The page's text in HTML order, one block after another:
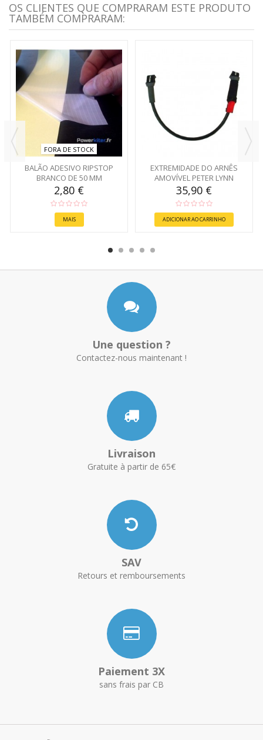
OS CLIENTES QUE COMPRARAM ESTE PRODUTO
TAMBÉM COMPRARAM:
FORA DE STOCK
BALÃO ADESIVO RIPSTOP
BRANCO DE 50 MM
2,80 €
MAIS
EXTREMIDADE DO ARNÊS
AMOVÍVEL PETER LYNN
35,90 €
ADICIONAR AO CARRINHO
Une question ?
Contactez-nous maintenant !
Livraison
Gratuite à partir de 65€
SAV
Retours et remboursements
Paiement 3X
sans frais par CB